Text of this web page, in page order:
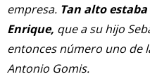
empresa. Tan alto
Enrique, que a su hijo
entonces número uno de
Antonio Gomis.